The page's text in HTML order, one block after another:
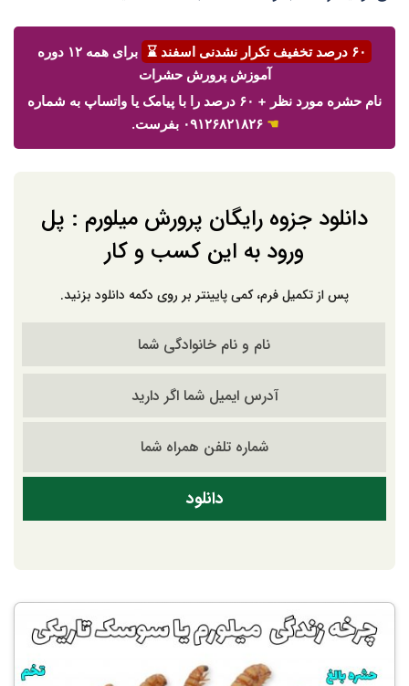
۶۰ درصد تخفیف تکرار نشدنی اسفند ⌛
برای همه ۱۲ دوره
آموزش پرورش حشرات
نام حشره مورد نظر + ۶۰ درصد را با پیامک یا واتساپ به شماره
☚ ۰۹۱۲۶۸۲۱۸۲۶ بفرست.
دانلود جزوه رایگان پرورش میلورم : پل
ورود به این کسب و کار
پس از تکمیل فرم، کمی پایینتر بر روی دکمه دانلود بزنید.